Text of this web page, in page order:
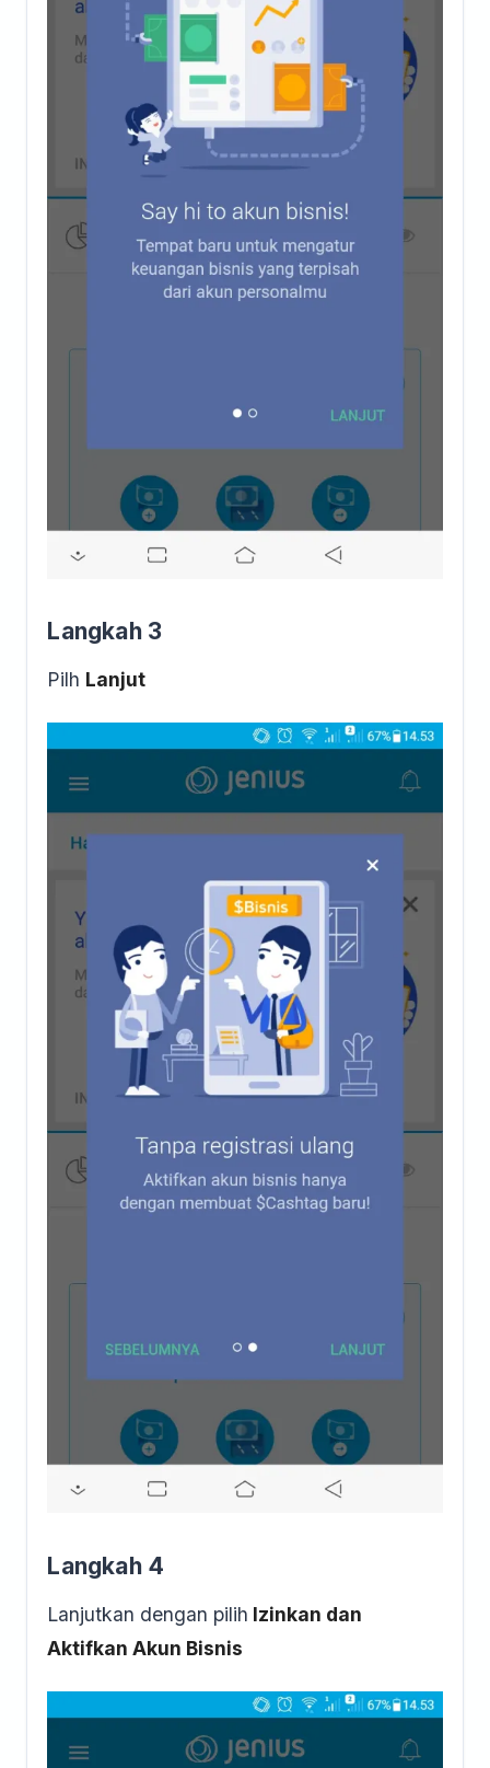
Langkah 3
Pilh Lanjut
Langkah 4
Lanjutkan dengan pilih Izinkan dan
Aktifkan Akun Bisnis